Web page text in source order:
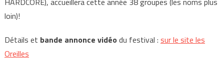
loin)!
Détails et bande annonce vidéo du festival : sur le site les
Oreilles